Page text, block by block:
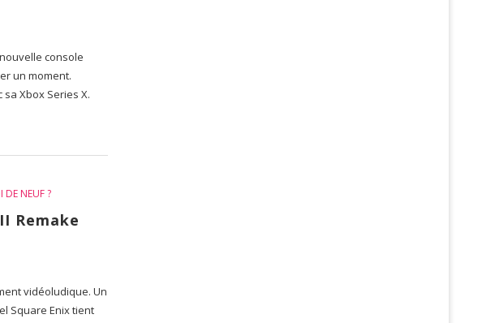
console
un moment.
Xbox Series X.
DE NEUF ?
Remake
vidéoludique. Un
Square Enix tient